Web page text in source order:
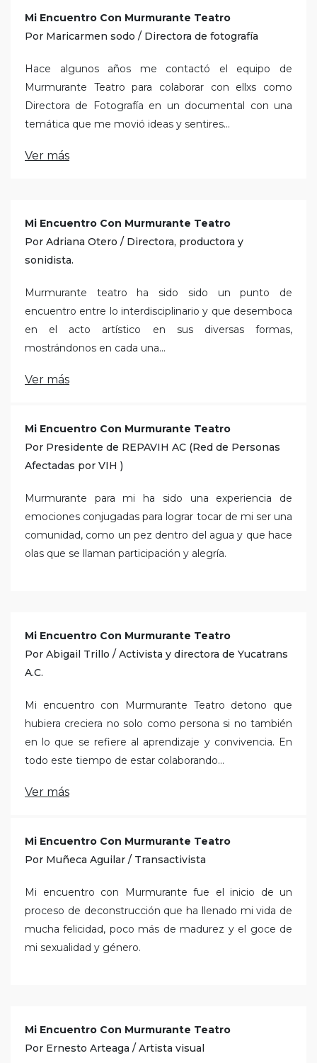
Mi Encuentro Con Murmurante Teatro
Por Maricarmen sodo / Directora de fotografía
Hace algunos años me contactó el equipo de
Murmurante Teatro para colaborar con ellxs como
Directora de Fotografía en un documental con una
temática que me movió ideas y sentires...
Ver más
Mi Encuentro Con Murmurante Teatro
Por Adriana Otero / Directora, productora y
sonidista.
Murmurante teatro ha sido sido un punto de
encuentro entre lo interdisciplinario y que desemboca
en el acto artístico en sus diversas formas,
mostrándonos en cada una...
Ver más
Mi Encuentro Con Murmurante Teatro
Por Presidente de REPAVIH AC (Red de Personas
Afectadas por VIH )
Murmurante para mi ha sido una experiencia de
emociones conjugadas para lograr tocar de mi ser una
comunidad, como un pez dentro del agua y que hace
olas que se llaman participación y alegría.
Mi Encuentro Con Murmurante Teatro
Por Abigail Trillo / Activista y directora de Yucatrans
A.C.
Mi encuentro con Murmurante Teatro detono que
hubiera creciera no solo como persona si no también
en lo que se refiere al aprendizaje y convivencia. En
todo este tiempo de estar colaborando...
Ver más
Mi Encuentro Con Murmurante Teatro
Por Muñeca Aguilar / Transactivista
Mi encuentro con Murmurante fue el inicio de un
proceso de deconstrucción que ha llenado mi vida de
mucha felicidad, poco más de madurez y el goce de
mi sexualidad y género.
Mi Encuentro Con Murmurante Teatro
Por Ernesto Arteaga / Artista visual